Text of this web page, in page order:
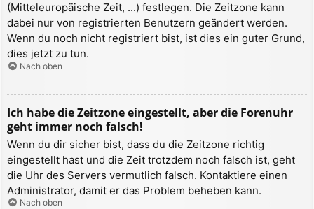
(Mitteleuropäische Zeit, ...) festlegen. Die Zeitzone kann
dabei nur von registrierten Benutzern geändert werden.
Wenn du noch nicht registriert bist, ist dies ein guter Grund,
dies jetzt zu tun.
Nach oben
Ich habe die Zeitzone eingestellt, aber die Forenuhr
geht immer noch falsch!
Wenn du dir sicher bist, dass du die Zeitzone richtig
eingestellt hast und die Zeit trotzdem noch falsch ist, geht
die Uhr des Servers vermutlich falsch. Kontaktiere einen
Administrator, damit er das Problem beheben kann.
Nach oben